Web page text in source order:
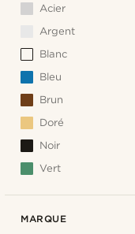
Acier
Argent
Blanc
Bleu
Brun
Doré
Noir
Vert
MARQUE